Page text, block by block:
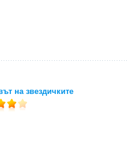
на звездичките